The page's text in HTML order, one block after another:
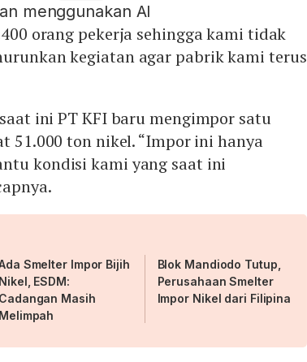
menggunakan AI
orang pekerja sehingga kami tidak
kegiatan agar pabrik kami terus
ini PT KFI baru mengimpor satu
51.000 ton nikel. “Impor ini hanya
kondisi kami yang saat ini
Smelter Impor Bijih
Nikel, ESDM:
Cadangan Masih
Melimpah
Blok Mandiodo Tutup,
Perusahaan Smelter
Impor Nikel dari Filipina